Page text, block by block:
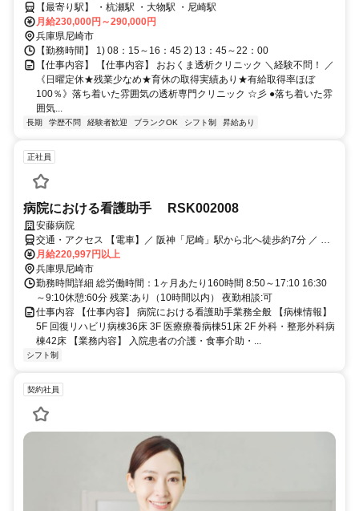
【最寄り駅】 ・杭瀬駅 ・大物駅 ・尼崎駅
月給230,000円～290,000円
兵庫県尼崎市
【勤務時間】 1) 08：15～16：45 2) 13：45～22：00
【仕事内容】 【仕事内容】 おおくま透析クリニック ＼経験不問！ ／
《日曜定休★残業少なめ★育休の取得実績あり★有給取得率ほぼ
100％》落ち着いた雰囲気の透析専門クリニック ☆彡 ●落ち着いた雰
囲気...
長期 学歴不問 経験者歓迎 ブランクOK シフト制 昇給あり
正社員
病院における看護助手 RSK002008
安藤病院
交通・アクセス 【電車】／ 阪神「尼崎」駅から北へ徒歩約7分 ／ ／
【バイク】／ 可／ ／ 【自転車】／ 可
月給220,997円以上
兵庫県尼崎市
勤務時間詳細 総労働時間：1ヶ月あたり160時間 8:50～17:10 16:30
～9:10休憩:60分 残業:あり（10時間以内） 夜勤相談:可
仕事内容 【仕事内容】 病院における看護助手業務全般 【病棟情報】
5F 回復リハビリ病棟36床 3F 医療療養病棟51床 2F 外科・整形外科病
棟42床 【業務内容】 入院患者の介護・食事介助・...
シフト制
契約社員